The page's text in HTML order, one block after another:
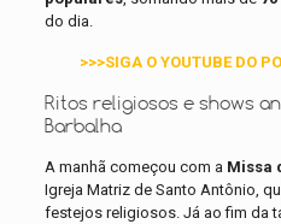
do dia.
>>>SIGA O YOUTUBE DO
Ritos religiosos e shows
Barbalha
A manhã começou com a Missa
Igreja Matriz de Santo Antônio,
festejos religiosos. Já ao fim da